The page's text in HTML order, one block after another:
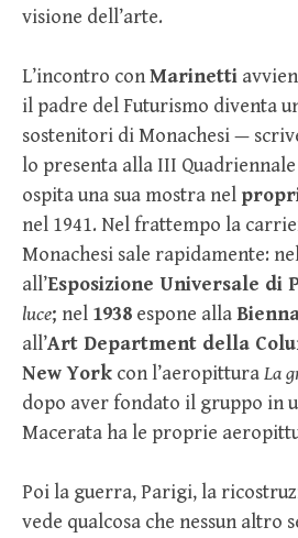
visione dell’arte.
L’incontro conMarinetti
il padre del Futurismo diventa
sostenitori di Monachesi —
lo presenta alla III
ospita una sua mostra nel
nel 1941. Nel frattempo la
Monachesi sale rapidamente:
all’Esposizione Universale di
luce; nel 1938 espone alla
all’Art Department della
New York con l’aeropitturaLa
dopo aver fondato il gruppo in
Macerata ha le proprie
Poi la guerra, Parigi, la
vede qualcosa che nessun altro